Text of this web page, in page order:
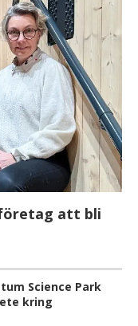
att bli
Science Park
kring